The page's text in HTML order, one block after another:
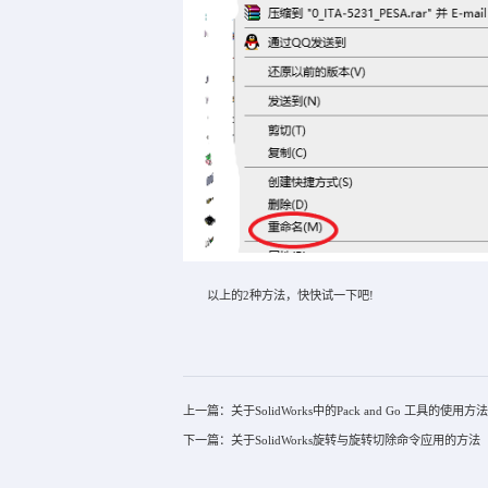
以上的2种方法，快快试一下吧!
上一篇：关于SolidWorks中的Pack and Go 工具的使用方法
下一篇：关于SolidWorks旋转与旋转切除命令应用的方法